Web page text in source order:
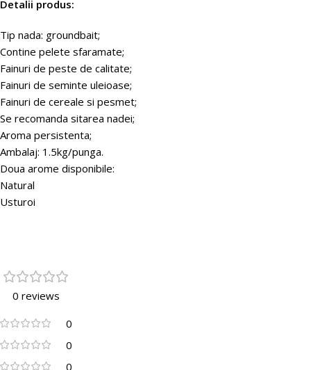
Detalii produs:
Tip nada: groundbait;
Contine pelete sfaramate;
Fainuri de peste de calitate;
Fainuri de seminte uleioase;
Fainuri de cereale si pesmet;
Se recomanda sitarea nadei;
Aroma persistenta;
Ambalaj: 1.5kg/punga.
Doua arome disponibile:
Natural
Usturoi
0 reviews
0
0
0